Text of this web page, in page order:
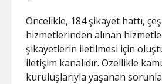
TWITTER GIZLI
Öncelikle, 184 şikayet hattı,
hizmetlerinden alınan
şikayetlerin iletilmesi için
iletişim kanalıdır. Özellikle
kuruluşlarıyla yaşanan